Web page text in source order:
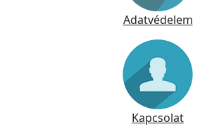
Adatvédelem
Kapcsolat